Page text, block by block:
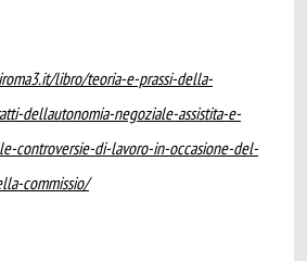
libro/teoria-e-prassi-della-
dellautonomia-negoziale-assistita-e-
controversie-di-lavoro-in-occasione-del-
commissio/